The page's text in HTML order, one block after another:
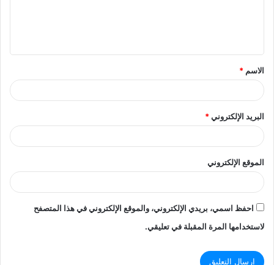
ق
*
الاسم *
البريد الإلكتروني*
الموقع الإلكتروني
احفظ اسمي، بريدي الإلكتروني، والموقع الإلكتروني في هذا المتصفح
لاستخدامها المرة المقبلة في تعليقي.